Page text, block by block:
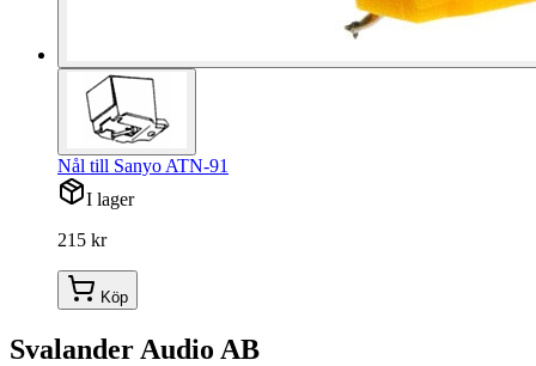
Nål till Sanyo ATN-91
I lager
215 kr
Köp
Svalander Audio AB